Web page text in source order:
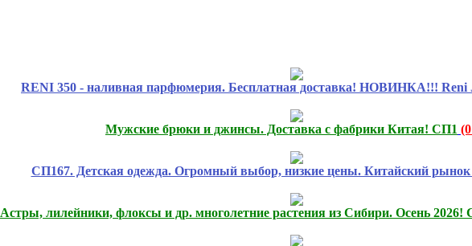
RENI 350 - наливная парфюмерия. Бесплатная доставка! НОВИНКА!!! Reni
Мужские брюки и джинсы. Доставка с фабрики Китая! СП1
СП167. Детская одежда. Огромный выбор, низкие цены. Китайский рынок
Астры, лилейники, флоксы и др. многолетние растения из Сибири. Осень